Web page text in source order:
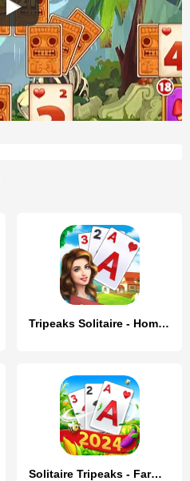
Tripeaks Solitaire - Home Town
Solitaire Tripeaks - Farm Trip